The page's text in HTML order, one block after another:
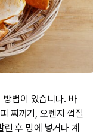
방법이 있습니다. 바
찌꺼기, 오렌지 껍질
린 후 망에 넣거나 계